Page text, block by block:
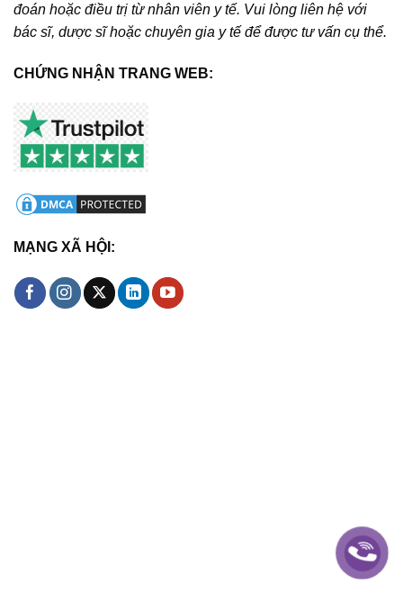
đoán hoặc điều trị từ nhân viên y tế. Vui lòng liên hệ với
bác sĩ, dược sĩ hoặc chuyên gia y tế để được tư vấn cụ thể.
CHỨNG NHẬN TRANG WEB:
MẠNG XÃ HỘI: